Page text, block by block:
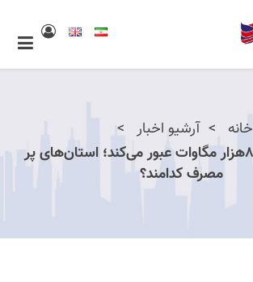
خانه
آرشیو اخبار
مصرف برق از ۸۰هزار مگاوات عبور می‌کند؛ استان‌های پر
مصرف کدامند؟